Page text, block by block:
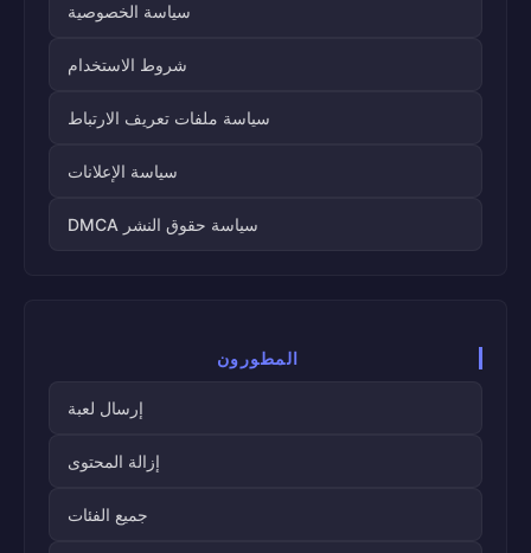
سياسة الخصوصية
شروط الاستخدام
سياسة ملفات تعريف الارتباط
سياسة الإعلانات
سياسة حقوق النشر DMCA
المطورون
إرسال لعبة
إزالة المحتوى
جميع الفئات